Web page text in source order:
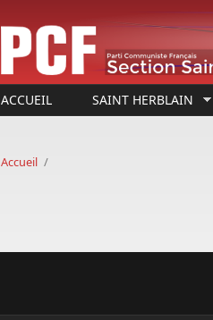
ACCUEIL SAINT HERBLAIN
Accueil /